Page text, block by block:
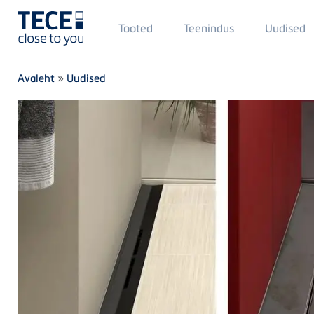
Skip to main content
Main
Menü
Tooted Teenindus Uudised
Breadcrumb
Avaleht » Uudised